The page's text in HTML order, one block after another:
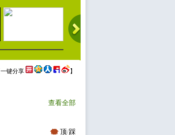
一键分享 】
查看全部
顶/踩